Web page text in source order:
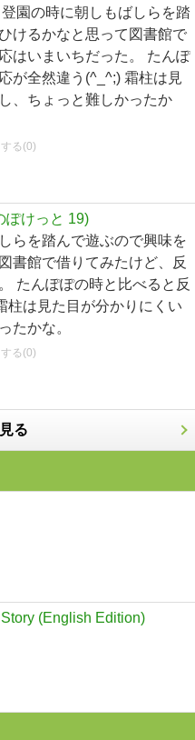
園の時に朝しもばしらを踏
けるかなと思って図書館で
はいまいちだった。 たんぽ
が全然違う(^_^;) 霜柱は見
、ちょっと難しかったか
る(0)
ぽけっと 19)
らを踏んで遊ぶので興味を
書館で借りてみたけど、反
たんぽぽの時と比べると反
柱は見た目が分かりにくい
たかな。
る(0)
る
(English Edition)